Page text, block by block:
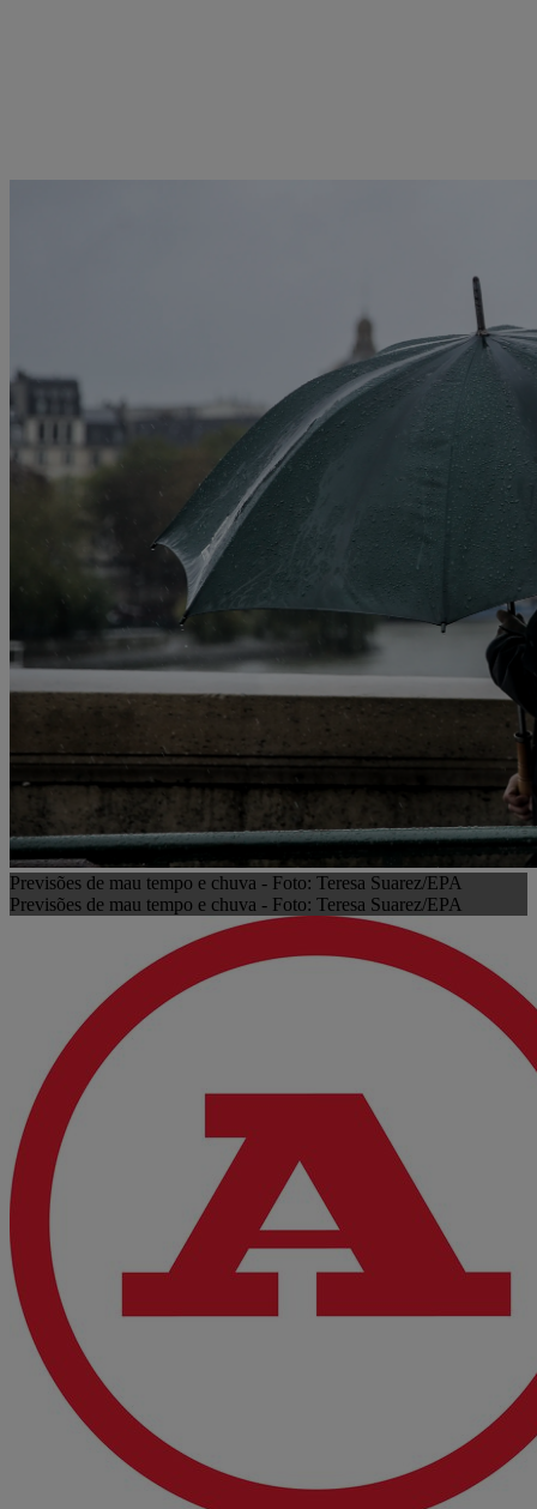
Previsões de mau tempo e chuva - Foto: Teresa Suarez/EPA
Previsões de mau tempo e chuva - Foto: Teresa Suarez/EPA